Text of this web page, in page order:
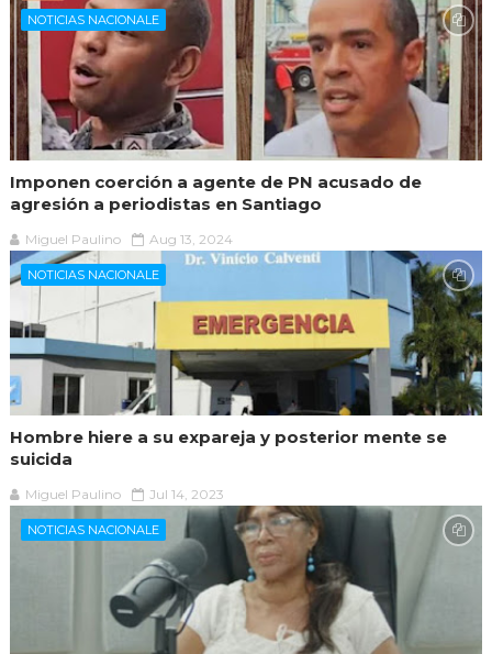
NOTICIAS NACIONALE
Imponen coerción a agente de PN acusado de
agresión a periodistas en Santiago
Miguel Paulino Aug 13, 2024
NOTICIAS NACIONALE
Hombre hiere a su expareja y posterior mente se
suicida
Miguel Paulino Jul 14, 2023
NOTICIAS NACIONALE